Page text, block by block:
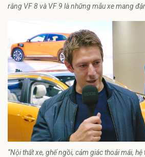
rằng VF 8 và VF 9 là những mẫu xe mang
“Nội thất xe, ghế ngồi, cảm giác thoải mái,